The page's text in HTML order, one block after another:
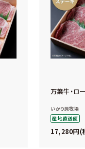
万葉牛・ロ
いかり原牧場
産地直送便
17,280